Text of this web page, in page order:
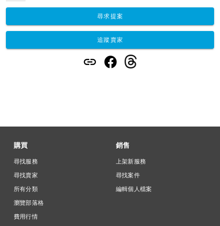
尋求提案
追蹤賣家
購買
尋找服務
尋找賣家
所有分類
瀏覽部落格
費用行情
銷售
上架新服務
尋找案件
編輯個人檔案